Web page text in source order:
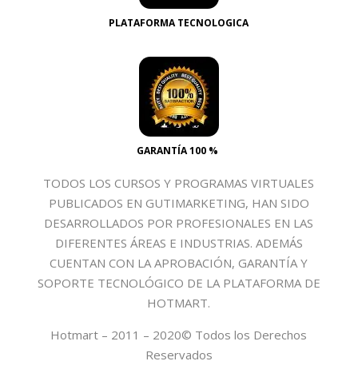
PLATAFORMA TECNOLOGICA
GARANTÍA 100 %
TODOS LOS CURSOS Y PROGRAMAS VIRTUALES
PUBLICADOS EN GUTIMARKETING, HAN SIDO
DESARROLLADOS POR PROFESIONALES EN LAS
DIFERENTES ÁREAS E INDUSTRIAS. ADEMÁS
CUENTAN CON LA APROBACIÓN, GARANTÍA Y
SOPORTE TECNOLÓGICO DE LA PLATAFORMA DE
HOTMART.
Hotmart – 2011 – 2020© Todos los Derechos
Reservados